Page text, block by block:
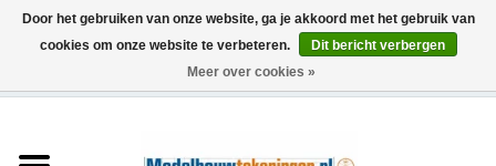
Door het gebruiken van onze website, ga je akkoord met het gebruik van
cookies om onze website te verbeteren.
Dit bericht verbergen
Meer over cookies »